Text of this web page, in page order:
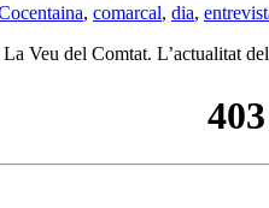
, comarcal, dia,
Veu del Comtat. L’actualitat